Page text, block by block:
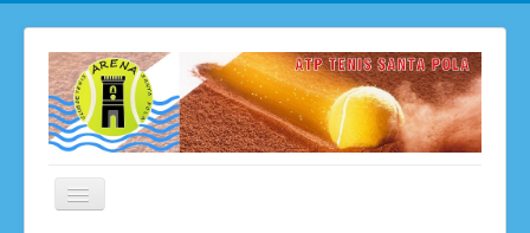
Toggle